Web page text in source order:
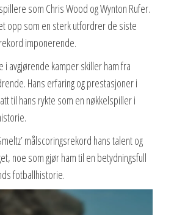
som Chris Wood og Wynton Rufer.
opp som en sterk utfordrer de siste
imponerende.
i avgjørende kamper skiller ham fra
Hans erfaring og prestasjoner i
til hans rykte som en nøkkelspiller i
målscoringsrekord hans talent og
noe som gjør ham til en betydningsfull
fotballhistorie.